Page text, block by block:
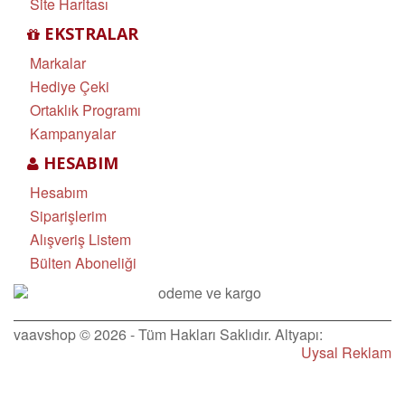
EKSTRALAR
Markalar
Hediye Çeki
Ortaklık Programı
Kampanyalar
HESABIM
Hesabım
Siparişlerim
Alışveriş Listem
Bülten Aboneliği
vaavshop © 2026 - Tüm Hakları Saklıdır. Altyapı:
Uysal Reklam